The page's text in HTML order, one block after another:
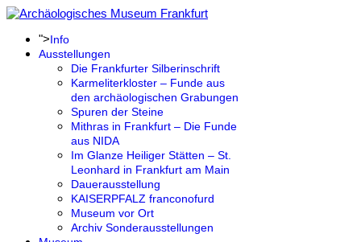
">Info
Ausstellungen
Die Frankfurter Silberinschrift
Karmeliterkloster – Funde aus
den archäologischen Grabungen
Spuren der Steine
Mithras in Frankfurt – Die Funde
aus NIDA
Im Glanze Heiliger Stätten – St.
Leonhard in Frankfurt am Main
Dauerausstellung
KAISERPFALZ franconofurd
Museum vor Ort
Archiv Sonderausstellungen